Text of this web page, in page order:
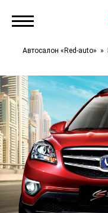
Автосалон «Red-auto»